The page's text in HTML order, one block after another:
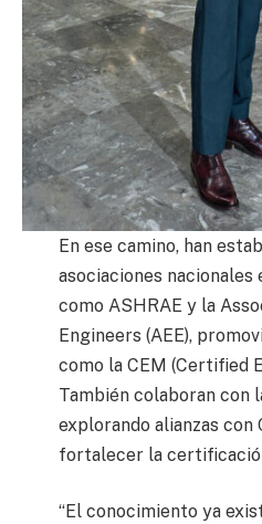
En ese camino, han
asociaciones nacionales
como ASHRAE y la
Engineers (AEE),
como la CEM (Certified
También colaboran con
explorando alianzas con
fortalecer la
“El conocimiento ya